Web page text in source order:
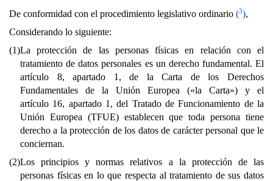
De conformidad con el procedimiento legislativo ordinario (3),
Considerando lo siguiente:
(1)La protección de las personas físicas en relación con el
tratamiento de datos personales es un derecho fundamental. El
artículo 8, apartado 1, de la Carta de los Derechos
Fundamentales de la Unión Europea («la Carta») y el
artículo 16, apartado 1, del Tratado de Funcionamiento de la
Unión Europea (TFUE) establecen que toda persona tiene
derecho a la protección de los datos de carácter personal que le
conciernan.
(2)Los principios y normas relativos a la protección de las
personas físicas en lo que respecta al tratamiento de sus datos